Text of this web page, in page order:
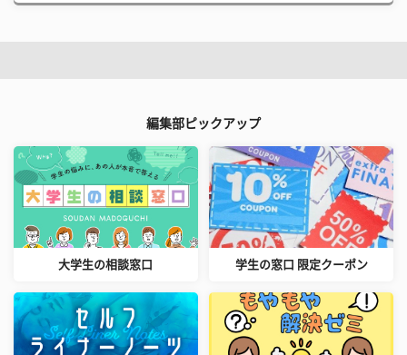
編集部ピックアップ
大学生の相談窓口 学生の窓口 限定クーポン